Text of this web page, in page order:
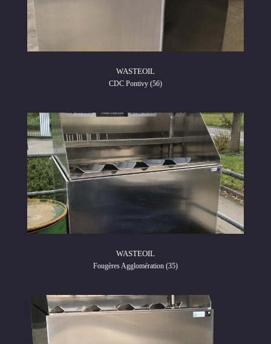
WASTEOIL
CDC Pontivy (56)
WASTEOIL
Fougères Agglomération (35)